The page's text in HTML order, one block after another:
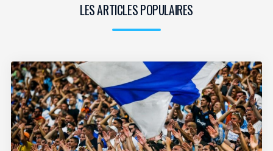
LES ARTICLES POPULAIRES